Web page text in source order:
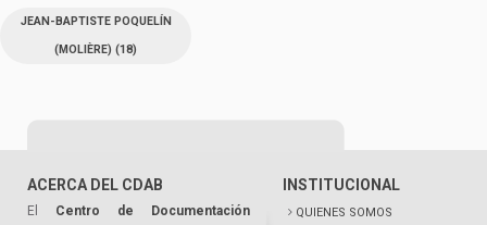
JEAN-BAPTISTE POQUELÍN
(MOLIÈRE) (18)
ACERCA DEL CDAB
El Centro de Documentación
INSTITUCIONAL
QUIENES SOMOS